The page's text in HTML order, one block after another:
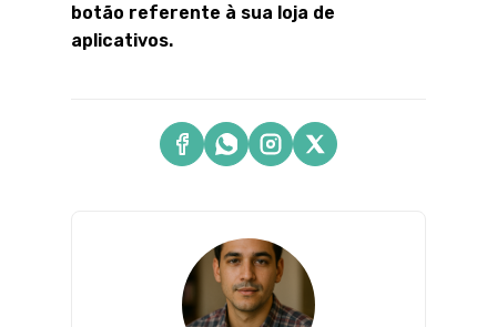
botão referente à sua loja de
aplicativos.